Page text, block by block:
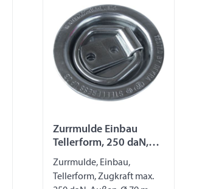
Zurrmulde Einbau
Tellerform, 250 daN,
verzinkt
Zurrmulde, Einbau,
Tellerform, Zugkraft max.